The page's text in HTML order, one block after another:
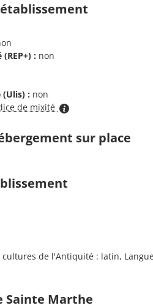
: non
: non
de mixité
sur place
cultures de l'Antiquité : latin,
Sainte Marthe